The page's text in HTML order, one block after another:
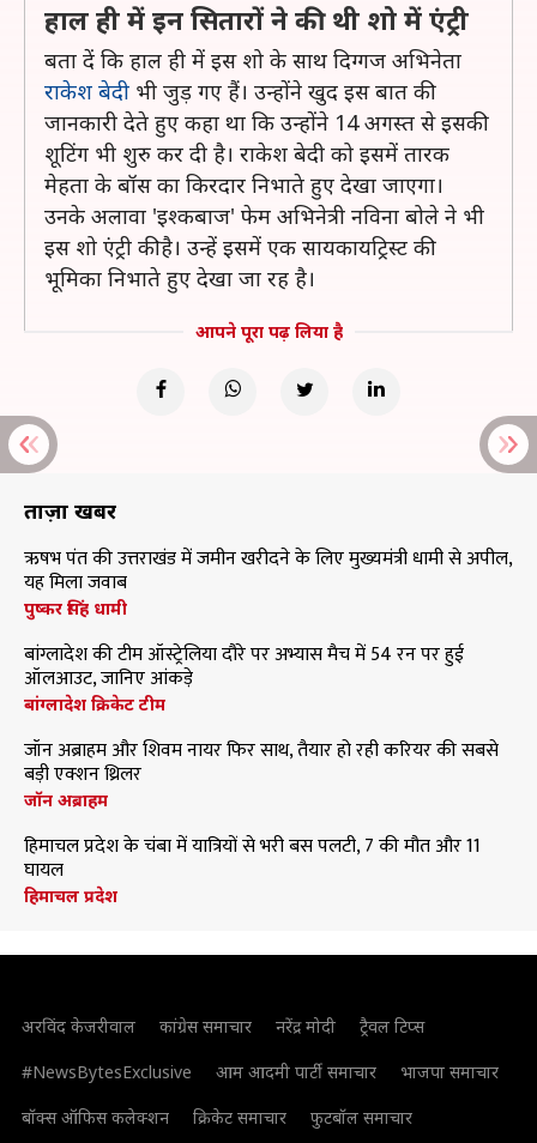
हाल ही में इन सितारों ने की थी शो में एंट्री
बता दें कि हाल ही में इस शो के साथ दिग्गज अभिनेता
राकेश बेदी भी जुड़ गए हैं। उन्होंने खुद इस बात की
जानकारी देते हुए कहा था कि उन्होंने 14 अगस्त से इसकी
शूटिंग भी शुरु कर दी है। राकेश बेदी को इसमें तारक
मेहता के बॉस का किरदार निभाते हुए देखा जाएगा।
उनके अलावा 'इश्कबाज' फेम अभिनेत्री नविना बोले ने भी
इस शो एंट्री की है। उन्हें इसमें एक सायकायट्रिस्ट की
भूमिका निभाते हुए देखा जा रह है।
आपने पूरा पढ़ लिया है
ताज़ा खबरें
ऋषभ पंत की उत्तराखंड में जमीन खरीदने के लिए मुख्यमंत्री धामी से अपील,
यह मिला जवाब
पुष्कर सिंह धामी
बांग्लादेश की टीम ऑस्ट्रेलिया दौरे पर अभ्यास मैच में 54 रन पर हुई
ऑलआउट, जानिए आंकड़े
बांग्लादेश क्रिकेट टीम
जॉन अब्राहम और शिवम नायर फिर साथ, तैयार हो रही करियर की सबसे
बड़ी एक्शन थ्रिलर
जॉन अब्राहम
हिमाचल प्रदेश के चंबा में यात्रियों से भरी बस पलटी, 7 की मौत और 11
घायल
हिमाचल प्रदेश
अरविंद केजरीवाल कांग्रेस समाचार नरेंद्र मोदी
ट्रैवल टिप्स
#NewsBytesExclusive
आम आदमी पार्टी समाचार
भाजपा समाचार
बॉक्स ऑफिस कलेक्शन
क्रिकेट समाचार फुटबॉल समाचार